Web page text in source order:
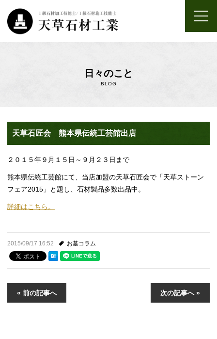
お墓のクリーニング・墓じまい・引っ越し・リフォーム・墓参り
神社仏閣の石像等の石工事
お墓が出来るまで
よくあるご質問
会社案内
お問い合わせ
日々のこと
BLOG
天草石匠会 熊本県伝統工芸館出店
２０１５年９月１５日～９月２３日まで
熊本県伝統工芸館にて、当店加盟の天草石匠会で「天草ストーン
フェア2015」と題し、石材製品多数出品中。
詳細はこちら。
2015/09/17 16:52 お墓コラム
« 前の記事へ 次の記事へ »